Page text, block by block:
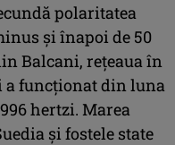
polaritatea
şi înapoi de 50
Balcani, reţeaua în
a funcţionat din luna
hertzi. Marea
şi fostele state